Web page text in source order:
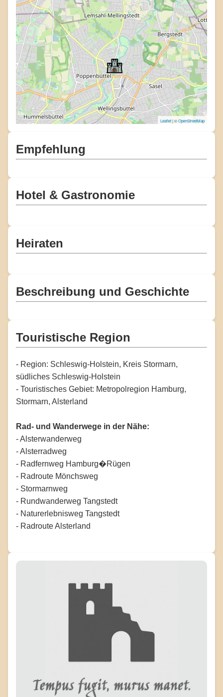
Leaflet| ©OpenStreetMap
Empfehlung
Hotel & Gastronomie
Heiraten
Beschreibung und Geschichte
Touristische Region
- Region: Schleswig-Holstein, Kreis Stormarn,
südliches Schleswig-Holstein
- Touristisches Gebiet: Metropolregion Hamburg,
Stormarn, Alsterland
Rad- und Wanderwege in der Nähe:
- Alsterwanderweg
- Alsterradweg
- Radfernweg Hamburg�Rügen
- Radroute Mönchsweg
- Stormarnweg
- Rundwanderweg Tangstedt
- Naturerlebnisweg Tangstedt
- Radroute Alsterland